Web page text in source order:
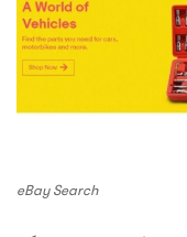
eBay Search